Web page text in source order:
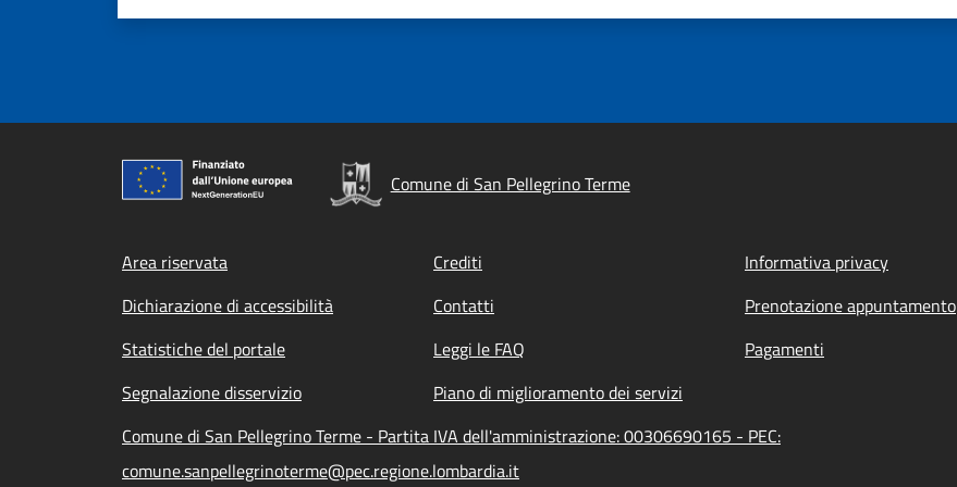
Comune di San Pellegrino Terme
Footer menu
Area riservata Crediti Informativa privacy
Dichiarazione di accessibilità
Contatti Prenotazione appuntamento
Statistiche del portale
Leggi le FAQ Pagamenti
Segnalazione disservizio
Piano di miglioramento dei servizi
Comune di San Pellegrino Terme - Partita IVA dell'amministrazione: 00306690165 - PEC:
comune.sanpellegrinoterme@pec.regione.lombardia.it